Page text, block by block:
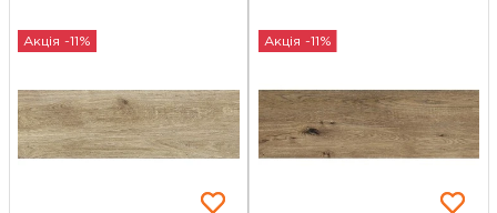
Акція -11% Акція -11%